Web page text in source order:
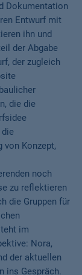
Dokumentation
Entwurf mit
ihn und
der Abgabe
der zugleich
die die
von Konzept,
noch
zu reflektieren
die Gruppen für
im
Nora,
der aktuellen
ins Gespräch.